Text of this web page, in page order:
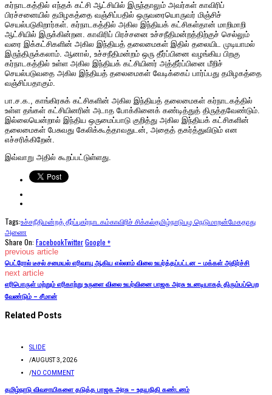
கர்நாடகத்தில் எந்தக் கட்சி ஆட்சியில் இருந்தாலும் அவர்கள் காவிரிப்
பிரச்சனையில் தமிழகத்தை வஞ்சிப்பதில் ஒருவரையொருவர் மிஞ்சிச்
செயல்படுகிறார்கள். கர்நாடகத்தில் அகில இந்தியக் கட்சிகள்தான் மாறிமாறி
ஆட்சியில் இருக்கின்றன. காவிரிப் பிரச்சனை உச்சநீதிமன்றத்திற்குச் செல்லும்
வரை இக்கட்சிகளின் அகில இந்தியத் தலைமைகள் இதில் தலையிட முடியாமல்
இருந்திருக்கலாம். ஆனால், உச்சநீதிமன்றம் ஒரு தீர்ப்பினை வழங்கிய பிறகு
கர்நாடகத்தில் உள்ள அகில இந்தியக் கட்சியினர் அத்தீர்ப்பினை மீறிச்
செயல்படுவதை அகில இந்தியத் தலைமைகள் வேடிக்கைப் பார்ப்பது தமிழகத்தை
வஞ்சிப்பதாகும்.
பா.ச.க., காங்கிரசுக் கட்சிகளின் அகில இந்தியத் தலைமைகள் கர்நாடகத்தில்
உள்ள தங்கள் கட்சியினரின் அடாத போக்கினைக் கண்டித்துத் திருத்தவேண்டும்.
இல்லையென்றால் இந்திய ஒருமைப்பாடு குறித்து அகில இந்தியக் கட்சிகளின்
தலைமைகள் பேசுவது கேலிக்கூத்தாவதுடன், அதைத் தகர்த்துவிடும் என
எச்சரிக்கிறேன்.
இவ்வாறு அதில் கூறப்பட்டுள்ளது.
Tags:உச்சநீதிமன்றத் தீர்ப்புகர்நாடகம்காவிரிச் சிக்கல்தமிழ்நாடுபழ.நெடுமாறன்மேகதாது
அணை
Share On: FacebookTwitterGoogle +
previous article
பெட்ரோல் டீசல் சமையல் எரிவாயு ஆகிய எல்லாம் விலை உயர்த்தப்பட்டன – மக்கள் அதிர்ச்சி
next article
எரிபொருள் மற்றும் எரிகாற்று உருளை விலை உயர்வினை பாஜக அரசு உடனடியாகத் திரும்பப்பெற
வேண்டும் – சீமான்
Related Posts
SLIDE
/AUGUST 3, 2026
/NO COMMENT
தமிழ்நாடு விவசாயிகளை தடுத்த பாஜக அரசு – உதயநிதி கண்டனம்